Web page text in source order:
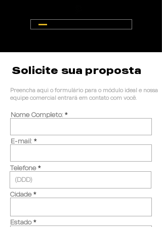
Solicite sua proposta
Preencha aqui o formulário para o módulo ideal e nossa
equipe comercial entrará em contato com você.
Nome Completo:
E-mail:
Telefone
Cidade
Estado